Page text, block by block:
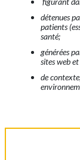
détenues
patients
santé;
générées
sites web
de